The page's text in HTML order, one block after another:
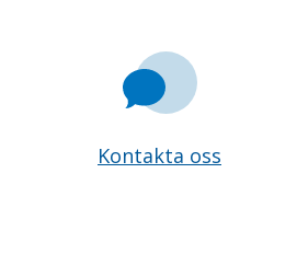
Kontakta oss